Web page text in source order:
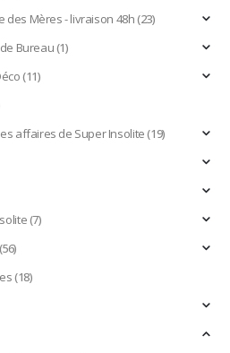
des Mères - livraison 48h(23)
Bureau(1)
(11)
affaires de Super Insolite(19)
(7)
(56)
(18)